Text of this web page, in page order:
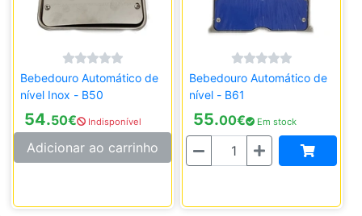
Bebedouro Automático de
nível Inox - B50
54.50€ Indisponível
Adicionar ao carrinho
Bebedouro Automático de
nível - B61
55.00€ Em stock
Quantidade